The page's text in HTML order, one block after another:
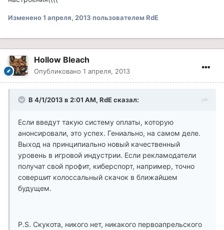
Изменено1 апреля, 2013 пользователем RdE
Hollow Bleach
Опубликовано 1 апреля, 2013
В 4/1/2013 в 2:01 AM, RdE сказал:
Если введут такую систему оплаты, которую
анонсировали, это успех. Гениально, на самом деле.
Выход на принципиально новый качественный
уровень в игровой индустрии. Если рекламодатели
получат свой профит, киберспорт, например, точно
совершит колоссальный скачок в ближайшем
будущем.
P.S. Скукота, никого нет, никакого первоапрельского